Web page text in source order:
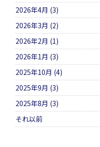
2026年4月 (3)
2026年3月 (2)
2026年2月 (1)
2026年1月 (3)
2025年10月 (4)
2025年9月 (3)
2025年8月 (3)
それ以前